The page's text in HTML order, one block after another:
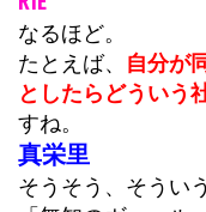
なるほど。
たとえば、 自分が
としたらどういう
すね。
真栄里
そうそう、そうい